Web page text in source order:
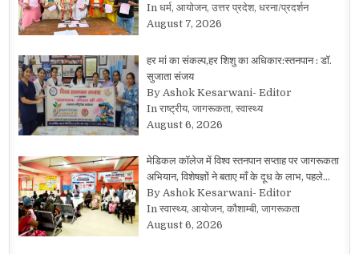
In धर्म, आयोजन, उत्तर प्रदेश, धरना/प्रदर्शन
August 7, 2026
हर मां का संकल्प,हर शिशु का अधिकार:स्तनपान : डॉ.
सुजाता संजय
By Ashok Kesarwani- Editor
In राष्ट्रीय, जागरूकता, स्वास्थ्य
August 6, 2026
मेडिकल कॉलेज में विश्व स्तनपान सप्ताह पर जागरूकता
अभियान, विशेषज्ञों ने बताए माँ के दूध के लाभ, पहले…
By Ashok Kesarwani- Editor
In स्वास्थ्य, आयोजन, कौशाम्बी, जागरूकता
August 6, 2026